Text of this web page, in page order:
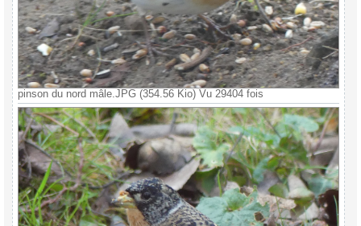
pinson du nord mâle.JPG (354.56 Kio) Vu 29404 fois